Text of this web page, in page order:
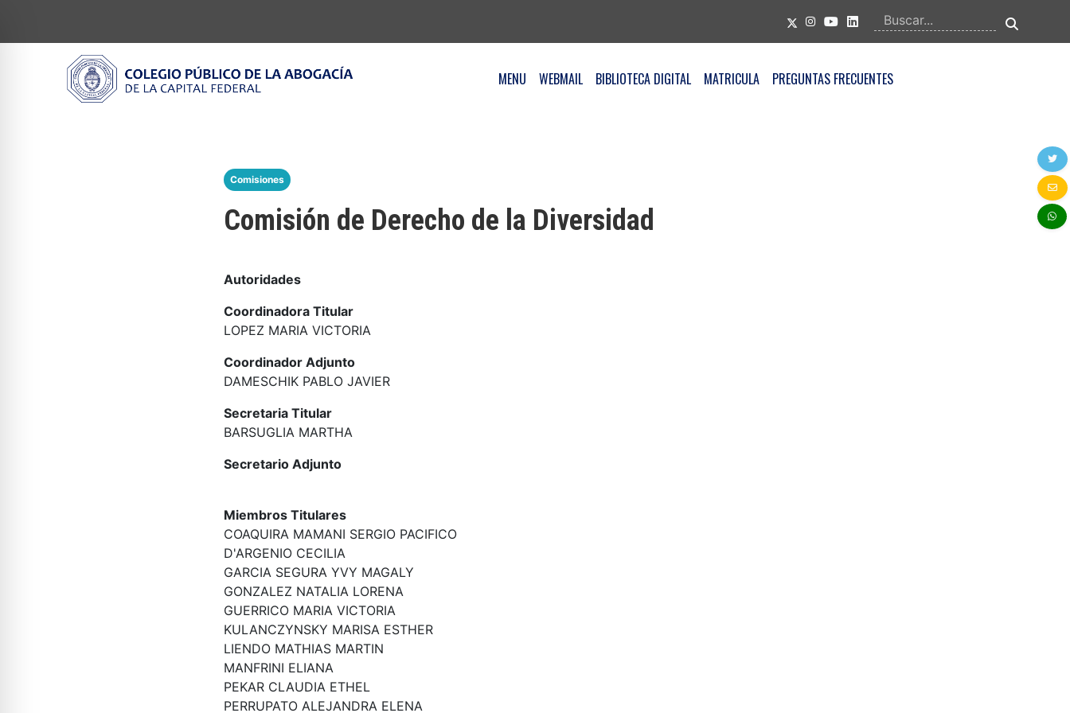
MENU WEBMAIL BIBLIOTECA DIGITAL MATRICULA PREGUNTAS FRECUENTES
Comisiones
Comisión de Derecho de la Diversidad
Autoridades
Coordinadora Titular
LOPEZ MARIA VICTORIA
Coordinador Adjunto
DAMESCHIK PABLO JAVIER
Secretaria Titular
BARSUGLIA MARTHA
Secretario Adjunto
Miembros Titulares
COAQUIRA MAMANI SERGIO PACIFICO
D'ARGENIO CECILIA
GARCIA SEGURA YVY MAGALY
GONZALEZ NATALIA LORENA
GUERRICO MARIA VICTORIA
KULANCZYNSKY MARISA ESTHER
LIENDO MATHIAS MARTIN
MANFRINI ELIANA
PEKAR CLAUDIA ETHEL
PERRUPATO ALEJANDRA ELENA